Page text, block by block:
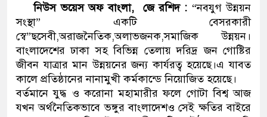
নিউস ভয়েস অফ বাংলা, জে রশিদ : “নবযুগ উন্নয়ন
সংস্থা” একটি বেসরকারী
স্বে”ছসেবী,অরাজনৈতিক,অলাভজনক,সমাজিক উন্নয়ন।
বাংলাদেশের ঢাকা সহ বিভিন্ন তেলায় দরিদ্র জন গোষ্টির
জীবন যাত্রার মান উন্নয়নের জন্য কার্যরত্ব হয়েছে।এ যাবত
কালে প্রতিষ্ঠানের নানামুখী কর্মকান্ডে নিয়োজিত হয়েছে।
বর্তমানে যুদ্ধ ও করোনা মহামারীর ফলে গোটা বিশ্ব আজ
যখন অর্থনৈতিকভাবে ভঙ্গুর বাংলাদেশও সেই ক্ষতির বাইরে